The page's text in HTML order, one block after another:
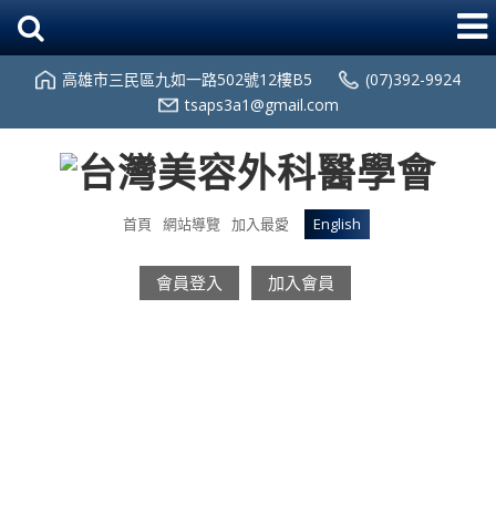
高雄市三民區九如一路502號12樓B5
(07)392-9924
tsaps3a1@gmail.com
首頁 網站導覽 加入最愛 English
會員登入 加入會員